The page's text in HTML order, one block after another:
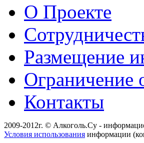
О Проекте
Размещение
Ограничение
Контакты
2009-2012г. © Алкоголь.Су -
Условия использования информации